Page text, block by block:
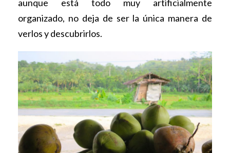
aunque está todo muy artificialmente
organizado, no deja de ser la única manera de
verlos y descubrirlos.